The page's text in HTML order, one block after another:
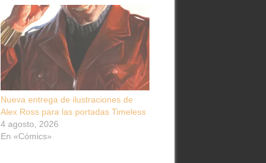
Nueva entrega de ilustraciones de
Alex Ross para las portadas Timeless
4 agosto, 2026
En «Cómics»